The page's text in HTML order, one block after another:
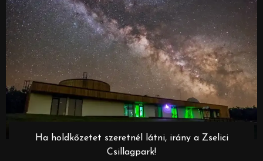
Ha holdkőzetet szeretnél látni, irány a Zselici
Csillagpark!